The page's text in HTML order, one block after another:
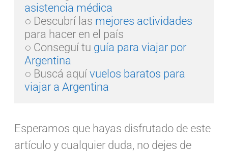
asistencia médica
○ Descubrí las mejores actividades
para hacer en el país
○ Conseguí tu guía para viajar por
Argentina
○ Buscá aquí vuelos baratos para
viajar a Argentina
Esperamos que hayas disfrutado de este
artículo y cualquier duda, no dejes de